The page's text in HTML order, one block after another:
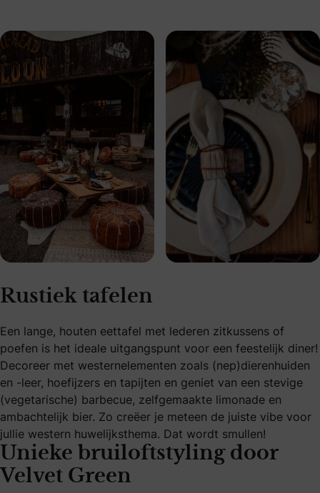
Rustiek tafelen
Een lange, houten eettafel met lederen zitkussens of
poefen is het ideale uitgangspunt voor een feestelijk diner!
Decoreer met westernelementen zoals (nep)dierenhuiden
en -leer, hoefijzers en tapijten en geniet van een stevige
(vegetarische) barbecue, zelfgemaakte limonade en
ambachtelijk bier. Zo creëer je meteen de juiste vibe voor
jullie western huwelijksthema. Dat wordt smullen!
Unieke bruiloftstyling door
Velvet Green